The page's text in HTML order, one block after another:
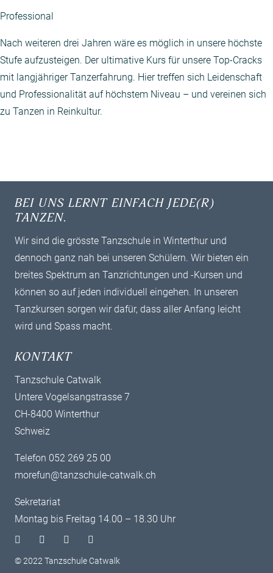
Professional
Nach weiteren drei Jahren wäre es möglich in unsere höchste
Stufe aufzusteigen. Der ultimative Kurs für unsere Top-Cracks
mit langjähriger Tanzerfahrung. Hier treffen sich Leidenschaft
und Professionalität auf höchstem Niveau – und vereinen sich
zu Tanzen in Reinkultur.
BEI UNS LERNT EINFACH JEDE(R)
TANZEN.
Wir sind die grösste Tanzschule in Winterthur und
dennoch ganz nah bei unseren Schülern. Wir bieten ein
breites ­Spektrum an Tanzrichtungen und -Kursen und
können so auf jeden individuell ­eingehen. In unseren
Tanzkursen sorgen wir dafür, dass aller Anfang leicht
wird und Spass macht.
KONTAKT
Tanzschule Catwalk
Untere Vogelsangstrasse 7
CH-8400 Winterthur
Schweiz
Telefon 052 269 25 00
morefun@tanzschule-catwalk.ch
Sekretariat
Montag bis Freitag 14.00 – 18.30 Uhr
© 2022 Tanzschule Catwalk